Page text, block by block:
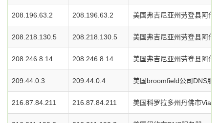
208.196.63.2 208.196.63.2 美国弗吉尼亚州劳登县阿什
208.218.130.5 208.218.130.5 美国弗吉尼亚州劳登县阿什
208.246.8.14 208.246.8.14 美国弗吉尼亚州劳登县阿什
209.44.0.3 209.44.0.4 美国broomfield公司DNS服
216.87.84.211 216.87.84.211 美国科罗拉多州丹佛市